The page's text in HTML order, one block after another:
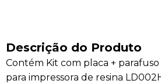
Descrição do Produto
Contém Kit com placa +
para impressora de resina